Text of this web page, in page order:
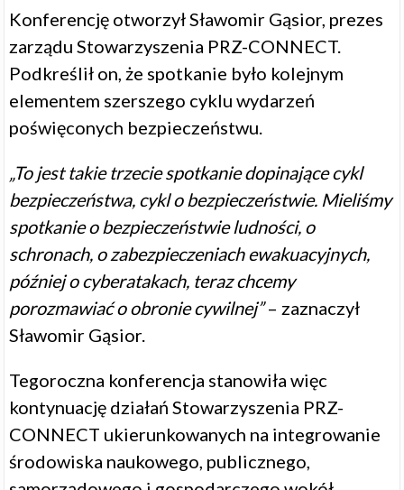
Konferencję otworzył Sławomir Gąsior, prezes
zarządu Stowarzyszenia PRZ-CONNECT.
Podkreślił on, że spotkanie było kolejnym
elementem szerszego cyklu wydarzeń
poświęconych bezpieczeństwu.
„To jest takie trzecie spotkanie dopinające cykl
bezpieczeństwa, cykl o bezpieczeństwie. Mieliśmy
spotkanie o bezpieczeństwie ludności, o
schronach, o zabezpieczeniach ewakuacyjnych,
później o cyberatakach, teraz chcemy
porozmawiać o obronie cywilnej”– zaznaczył
Sławomir Gąsior.
Tegoroczna konferencja stanowiła więc
kontynuację działań Stowarzyszenia PRZ-
CONNECT ukierunkowanych na integrowanie
środowiska naukowego, publicznego,